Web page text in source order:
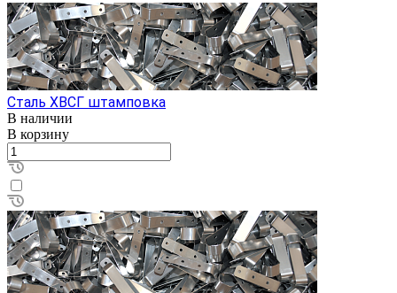
Сталь ХВСГ штамповка
В наличии
В корзину